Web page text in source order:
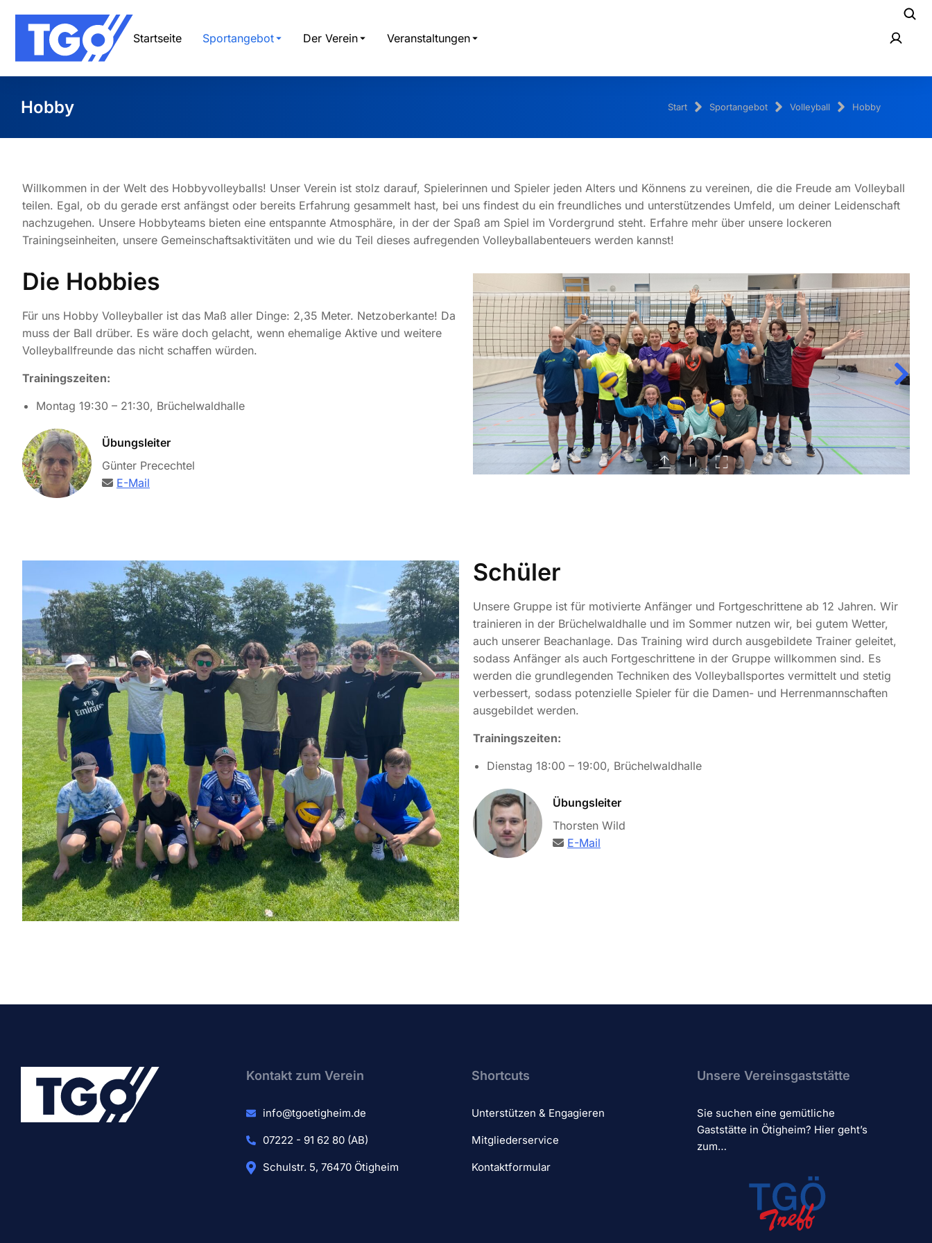
Startseite Sportangebot Der Verein Veranstaltungen
Hobby Start Sportangebot Volleyball Hobby
Willkommen in der Welt des Hobbyvolleyballs! Unser Verein ist stolz darauf, Spielerinnen und Spieler jeden Alters und Könnens zu vereinen, die die Freude am Volleyball
teilen. Egal, ob du gerade erst anfängst oder bereits Erfahrung gesammelt hast, bei uns findest du ein freundliches und unterstützendes Umfeld, um deiner Leidenschaft
nachzugehen. Unsere Hobbyteams bieten eine entspannte Atmosphäre, in der der Spaß am Spiel im Vordergrund steht. Erfahre mehr über unsere lockeren
Trainingseinheiten, unsere Gemeinschaftsaktivitäten und wie du Teil dieses aufregenden Volleyballabenteuers werden kannst!
Die Hobbies
Für uns Hobby Volleyballer ist das Maß aller Dinge: 2,35 Meter. Netzoberkante! Da
muss der Ball drüber. Es wäre doch gelacht, wenn ehemalige Aktive und weitere
Volleyballfreunde das nicht schaffen würden.
Trainingszeiten:
Montag 19:30 – 21:30, Brüchelwaldhalle
Übungsleiter
Günter Precechtel
E-Mail
Schüler
Unsere Gruppe ist für motivierte Anfänger und Fortgeschrittene ab 12 Jahren. Wir
trainieren in der Brüchelwaldhalle und im Sommer nutzen wir, bei gutem Wetter,
auch unserer Beachanlage. Das Training wird durch ausgebildete Trainer geleitet,
sodass Anfänger als auch Fortgeschrittene in der Gruppe willkommen sind. Es
werden die grundlegenden Techniken des Volleyballsportes vermittelt und stetig
verbessert, sodass potenzielle Spieler für die Damen- und Herrenmannschaften
ausgebildet werden.
Trainingszeiten:
Dienstag 18:00 – 19:00, Brüchelwaldhalle
Übungsleiter
Thorsten Wild
E-Mail
Kontakt zum Verein​
info@tgoetigheim.de
07222 - 91 62 80 (AB)
Schulstr. 5, 76470 Ötigheim
Shortcuts
Unterstützen & Engagieren
Mitgliederservice
Kontaktformular
Unsere Vereinsgaststätte
Sie suchen eine gemütliche
Gaststätte in Ötigheim? Hier geht’s
zum…